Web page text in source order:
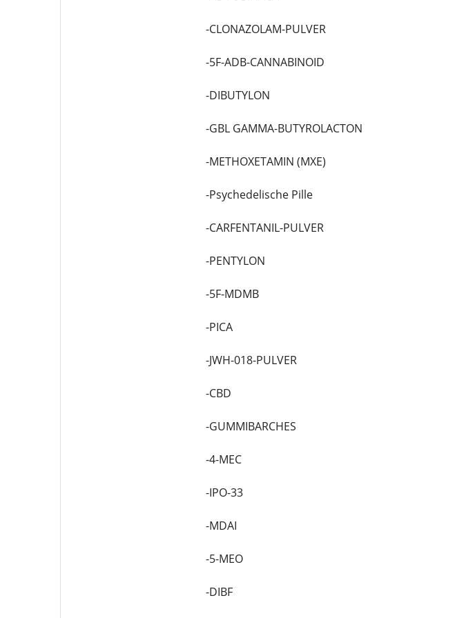
-CLONAZOLAM-PULVER
-5F-ADB-CANNABINOID
-DIBUTYLON
-GBL GAMMA-BUTYROLACTON
-METHOXETAMIN (MXE)
-Psychedelische Pille
-CARFENTANIL-PULVER
-PENTYLON
-5F-MDMB
-PICA
-JWH-018-PULVER
-CBD
-GUMMIBARCHES
-4-MEC
-IPO-33
-MDAI
-5-MEO
-DIBF